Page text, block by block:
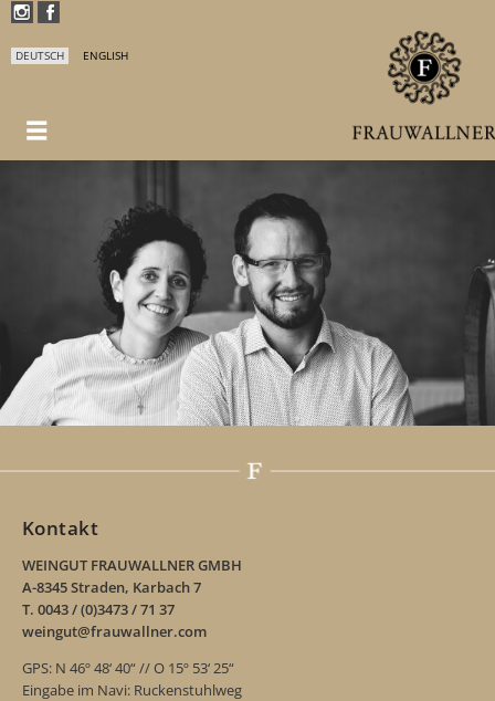
DEUTSCH ENGLISH
Kontakt
WEINGUT FRAUWALLNER GMBH
A-8345 Straden, Karbach 7
T. 0043 / (0)3473 / 71 37
weingut@frauwallner.com
GPS: N 46º 48‘ 40“ // O 15º 53‘ 25“
Eingabe im Navi: Ruckenstuhlweg